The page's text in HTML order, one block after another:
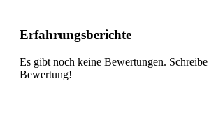
Erfahrungsberichte
Es gibt noch keine Bewertungen. Schreibe
Bewertung!